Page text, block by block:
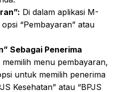
Di dalam aplikasi M-
“Pembayaran” atau
Sebagai Penerima
memilih menu pembayaran,
untuk memilih penerima
Kesehatan” atau “BPJS